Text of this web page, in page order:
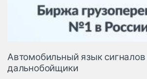
Автомобильный язык
дальнобойщики